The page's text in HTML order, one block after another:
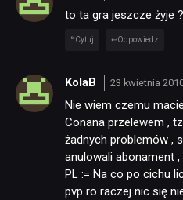
NEWSY
to ta gra jeszcze żyje
Cytuj Odpowiedz
KolaB 23 kwietnia
Nie wiem czemu
Conana przelewem ,
żadnych problemów ,
anulowali abonament ,
PL := Na co po cichu
pvp ro raczej nic się